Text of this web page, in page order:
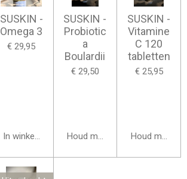
SUSKIN -
Omega 3
€ 29,95
In winkelwagen
SUSKIN -
Probiotic
a
Boulardii
€ 29,50
Houd mij op de hoogte
SUSKIN -
Vitamine
C 120
tabletten
€ 25,95
Houd mij op